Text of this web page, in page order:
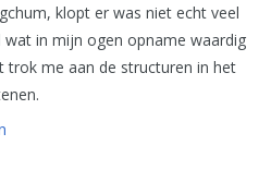
klopt er was niet echt veel
in mijn ogen opname waardig
trok me aan de structuren in het